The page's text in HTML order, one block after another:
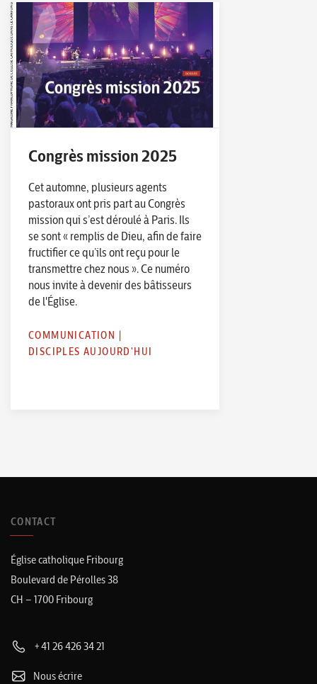
Congrès mission 2025
Cet automne, plusieurs agents
pastoraux ont pris part au Congrès
mission qui s’est déroulé à Paris. Ils
se sont « remplis de Dieu, afin de faire
fructifier ce qu’ils ont reçu pour le
transmettre chez nous ». Ce numéro
nous invite à devenir des bâtisseurs
de l'Église.
COMMUNICATION |
DISCIPLES AUJOURD'HUI
CONTACT
Église catholique Fribourg
Boulevard de Pérolles 38
CH – 1700 Fribourg
+41 26 426 34 21
Nous écrire